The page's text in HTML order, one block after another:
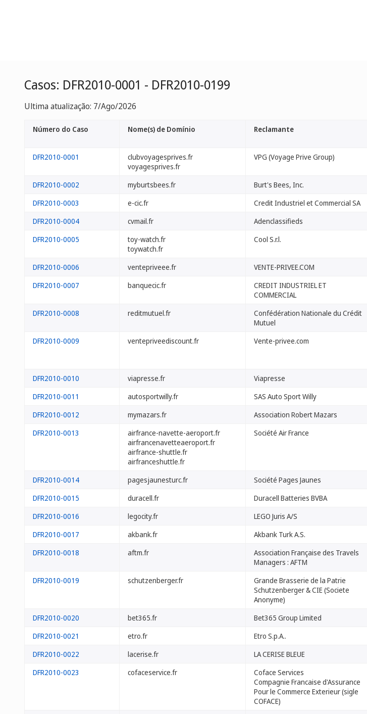
Casos: DFR2010-0001 - DFR2010-0199
Ultima atualização: 7/Ago/2026
Número do Caso Nome(s) de Domínio Reclamante
DFR2010-0001
clubvoyagesprives.fr
voyagesprives.fr
VPG (Voyage Prive Group)
DFR2010-0002 myburtsbees.fr Burt's Bees, Inc.
DFR2010-0003
e-cic.fr Credit Industriel et Commercial SA
DFR2010-0004
cvmail.fr Adenclassifieds
DFR2010-0005
toy-watch.fr
toywatch.fr
Cool S.r.l.
DFR2010-0006 ventepriveee.fr VENTE-PRIVEE.COM
DFR2010-0007
banquecic.fr
CREDIT INDUSTRIEL ET
COMMERCIAL
DFR2010-0008 reditmutuel.fr
Confédération Nationale du Crédit
Mutuel
DFR2010-0009 ventepriveediscount.fr Vente-privee.com
DFR2010-0010 viapresse.fr Viapresse
DFR2010-0011
autosportwilly.fr SAS Auto Sport Willy
DFR2010-0012
mymazars.fr Association Robert Mazars
DFR2010-0013
airfrance-navette-aeroport.fr
airfrancenavetteaeroport.fr
airfrance-shuttle.fr
airfranceshuttle.fr
Société Air France
DFR2010-0014 pagesjaunesturc.fr Société Pages Jaunes
DFR2010-0015
duracell.fr Duracell Batteries BVBA
DFR2010-0016
legocity.fr LEGO Juris A/S
DFR2010-0017
akbank.fr Akbank Turk A.S.
DFR2010-0018
aftm.fr
Association Française des Travels
Managers : AFTM
DFR2010-0019 schutzenberger.fr
Grande Brasserie de la Patrie
Schutzenberger & CIE (Societe
Anonyme)
DFR2010-0020 bet365.fr Bet365 Group Limited
DFR2010-0021
etro.fr Etro S.p.A..
DFR2010-0022
lacerise.fr LA CERISE BLEUE
DFR2010-0023
cofaceservice.fr
Coface Services
Compagnie Francaise d'Assurance
Pour le Commerce Exterieur (sigle
COFACE)